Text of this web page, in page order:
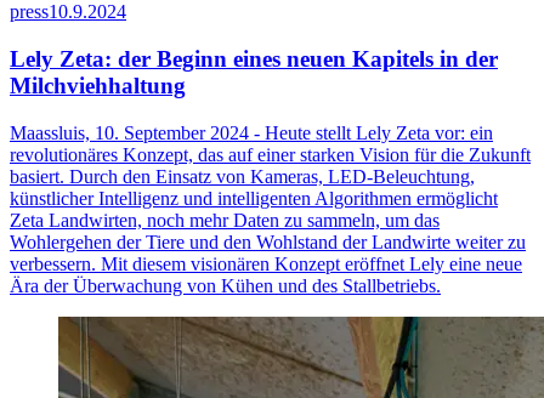
press10.9.2024
Lely Zeta: der Beginn eines neuen Kapitels in der
Milchviehhaltung
Maassluis, 10. September 2024 - Heute stellt Lely Zeta vor: ein
revolutionäres Konzept, das auf einer starken Vision für die Zukunft
basiert. Durch den Einsatz von Kameras, LED-Beleuchtung,
künstlicher Intelligenz und intelligenten Algorithmen ermöglicht
Zeta Landwirten, noch mehr Daten zu sammeln, um das
Wohlergehen der Tiere und den Wohlstand der Landwirte weiter zu
verbessern. Mit diesem visionären Konzept eröffnet Lely eine neue
Ära der Überwachung von Kühen und des Stallbetriebs.